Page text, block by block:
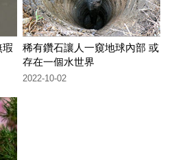
瑕
稀有鑽石讓人一窺地球內部 或
存在一個水世界
2022-10-02